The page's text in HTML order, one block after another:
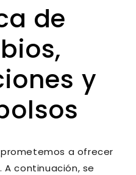
de
y
a ofrecer
continuación, se